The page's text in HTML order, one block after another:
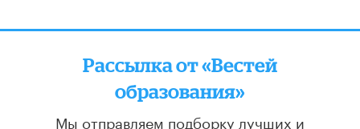
Рассылка от «Вестей
образования»
Мы отправляем подборку лучших и